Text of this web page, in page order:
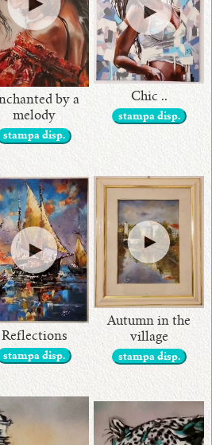
by a
melody
stampa disp.
Chic ..
stampa disp.
Reflections
stampa disp.
Autumn in the
village
stampa disp.